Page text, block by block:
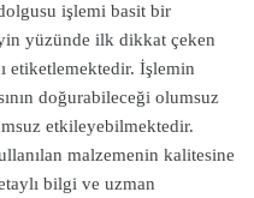
işlemi basit bir
yüzünde ilk dikkat çeken
etiketlemektedir. İşlemin
doğurabileceği olumsuz
etkileyebilmektedir.
malzemenin kalitesine
bilgi ve uzman